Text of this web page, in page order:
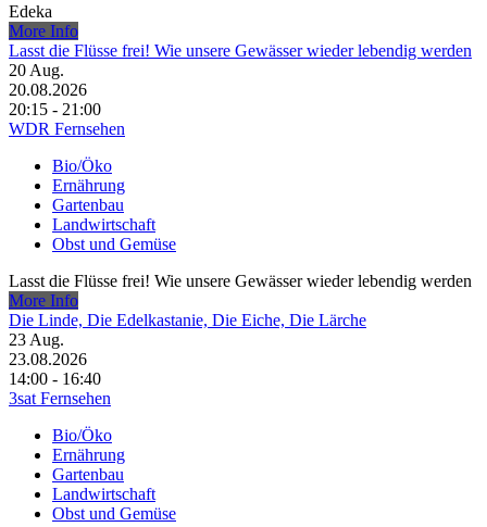
Edeka
More Info
Lasst die Flüsse frei! Wie unsere Gewässer wieder lebendig werden
20 Aug.
20.08.2026
20:15 - 21:00
WDR Fernsehen
Bio/Öko
Ernährung
Gartenbau
Landwirtschaft
Obst und Gemüse
Lasst die Flüsse frei! Wie unsere Gewässer wieder lebendig werden
More Info
Die Linde, Die Edelkastanie, Die Eiche, Die Lärche
23 Aug.
23.08.2026
14:00 - 16:40
3sat Fernsehen
Bio/Öko
Ernährung
Gartenbau
Landwirtschaft
Obst und Gemüse